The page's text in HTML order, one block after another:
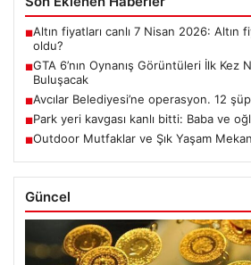
■Altın fiyatları canlı 7 Nisan 2026: Altın
oldu?
■GTA 6’nın Oynanış Görüntüleri İlk Kez
Buluşacak
■Avcılar Belediyesi’ne operasyon. 12
■Park yeri kavgası kanlı bitti: Baba ve
■Outdoor Mutfaklar ve Şık Yaşam
Güncel